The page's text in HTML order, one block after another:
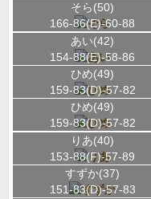
そら(50)
166-86(E)-60-88
あい(42)
154-88(E)-58-86
ひめ(49)
159-83(D)-57-82
ひめ(49)
159-83(D)-57-82
りあ(40)
153-88(F)-57-89
すずか(37)
151-83(D)-57-83